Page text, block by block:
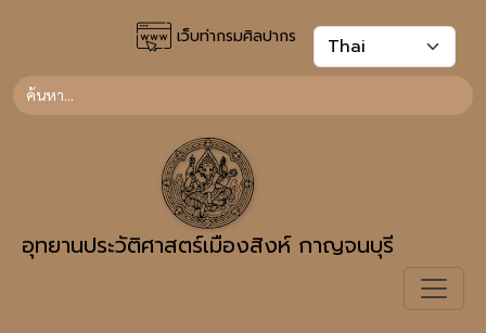
เว็บท่ากรมศิลปากร
อุทยานประวัติศาสตร์เมืองสิงห์ กาญจนบุรี